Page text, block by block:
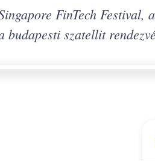
FinTech Festival,
szatellit